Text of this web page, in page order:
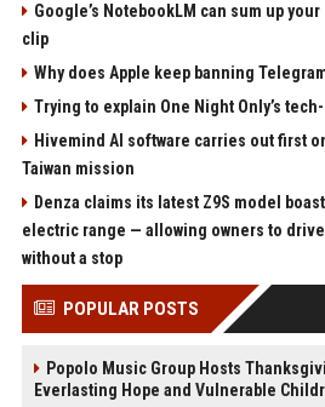
Google’s NotebookLM can sum up
clip
Why does Apple keep banning
Trying to explain One Night Only’s
Hivemind AI software carries out first
Taiwan mission
Denza claims its latest Z9S model
electric range — allowing owners to
without a stop
POPULAR POSTS
Popolo Music Group Hosts
Everlasting Hope and Vulnerable